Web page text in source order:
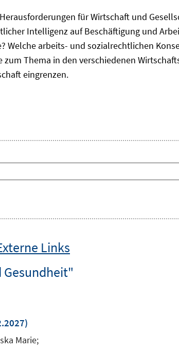
für Wirtschaft und
Intelligenz auf Beschäftigung und
arbeits- und sozialrechtlichen
Thema in den verschiedenen
eingrenzen.
Links
Marie;